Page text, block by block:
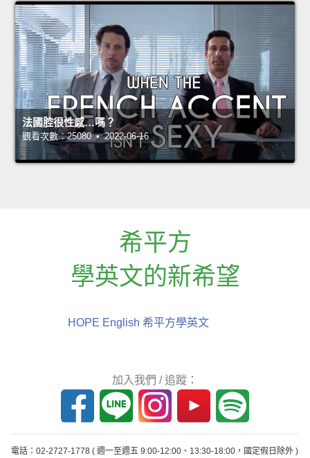
法國腔很性感…嗎？
觀看次數：25080 • 2022-06-16
希平方
學英文的新希望
HOPE English 希平方學英文
加入我們 / 追蹤：
電話：02-2727-1778 ( 週一至週五 9:00-12:00、13:30-18:00，國定假日除外 )